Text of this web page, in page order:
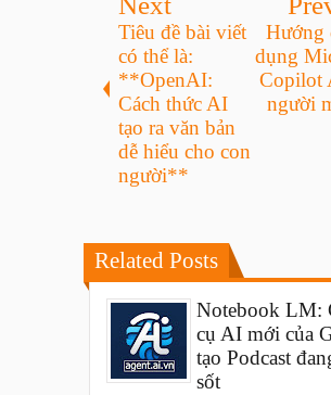
Tiêu đề bài viết
có thể là:
**OpenAI:
Cách thức AI
tạo ra văn bản
dễ hiểu cho con
người**
Hướng
dụng
Copilot
người
Related Posts
Notebook LM:
cụ AI mới của
tạo Podcast
sốt